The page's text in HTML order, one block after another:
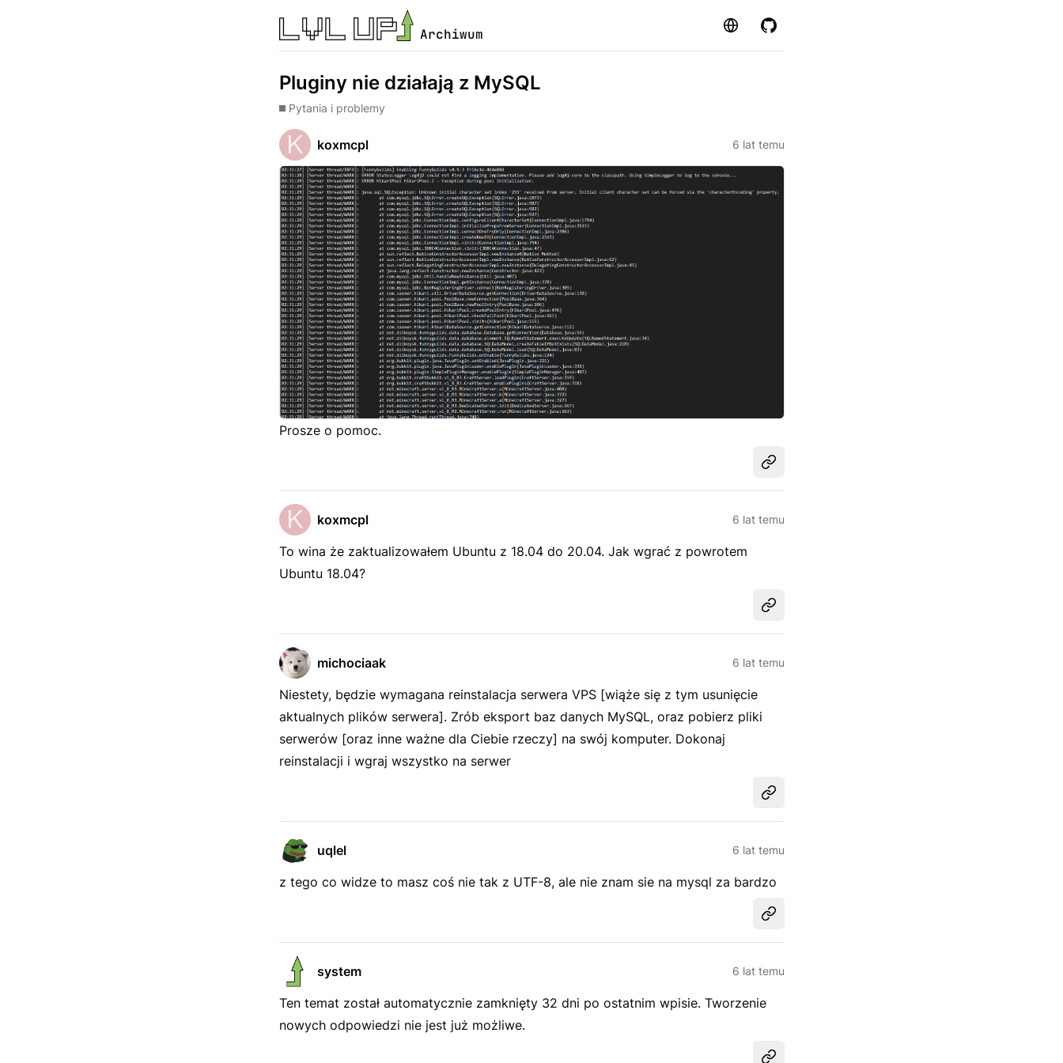
Archiwum Strona GitHub
Pluginy nie działają z MySQL
Pytania i problemy
koxmcpl 6 lat temu
Prosze o pomoc.
Udostępnij
koxmcpl 6 lat temu
To wina że zaktualizowałem Ubuntu z 18.04 do 20.04. Jak wgrać z powrotem
Ubuntu 18.04?
Udostępnij
michociaak 6 lat temu
Niestety, będzie wymagana reinstalacja serwera VPS [wiąże się z tym usunięcie
aktualnych plików serwera]. Zrób eksport baz danych MySQL, oraz pobierz pliki
serwerów [oraz inne ważne dla Ciebie rzeczy] na swój komputer. Dokonaj
reinstalacji i wgraj wszystko na serwer
Udostępnij
uqlel 6 lat temu
z tego co widze to masz coś nie tak z UTF-8, ale nie znam sie na mysql za bardzo
Udostępnij
system 6 lat temu
Ten temat został automatycznie zamknięty 32 dni po ostatnim wpisie. Tworzenie
nowych odpowiedzi nie jest już możliwe.